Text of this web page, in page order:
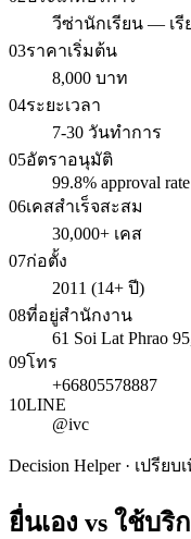
วีซ่านักเรียน — เรี
03ราคาเริ่มต้น
8,000 บาท
04ระยะเวลา
7-30 วันทำการ
05อัตราอนุมัติ
99.8% approval
06เคสสำเร็จสะสม
30,000+ เคส
07ก่อตั้ง
2011 (14+ ปี)
08ที่อยู่สำนักงาน
61 Soi Lat Phrao
09โทร
+66805578887
10LINE
@ivc
Decision Helper · เปรียบ
ยื่นเอง vs ใช้บ